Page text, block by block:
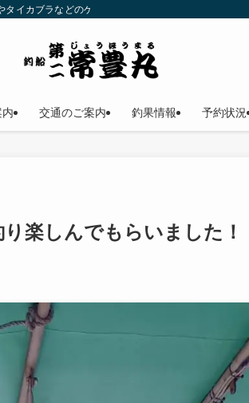
イカブラなどのゲームフィッシングが楽しめます！
交通のご案内 釣果情報 予約状況
楽しんでもらいました！